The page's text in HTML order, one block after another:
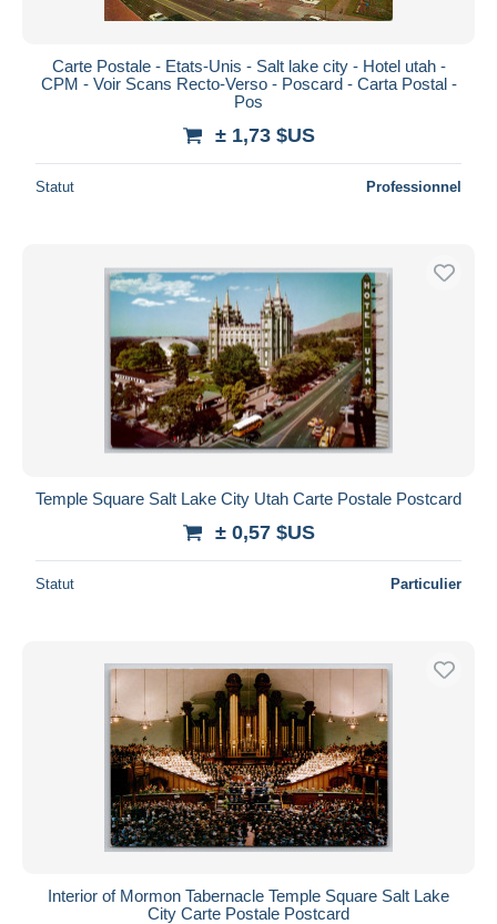
Carte Postale - Etats-Unis - Salt lake city - Hotel utah -
CPM - Voir Scans Recto-Verso - Poscard - Carta Postal -
Pos
± 1,73 $US
Statut Professionnel
Temple Square Salt Lake City Utah Carte Postale Postcard
± 0,57 $US
Statut Particulier
Interior of Mormon Tabernacle Temple Square Salt Lake
City Carte Postale Postcard